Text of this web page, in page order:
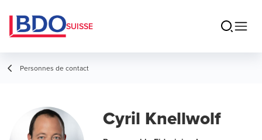
SUISSE
Personnes de contact
Cyril Knellwolf